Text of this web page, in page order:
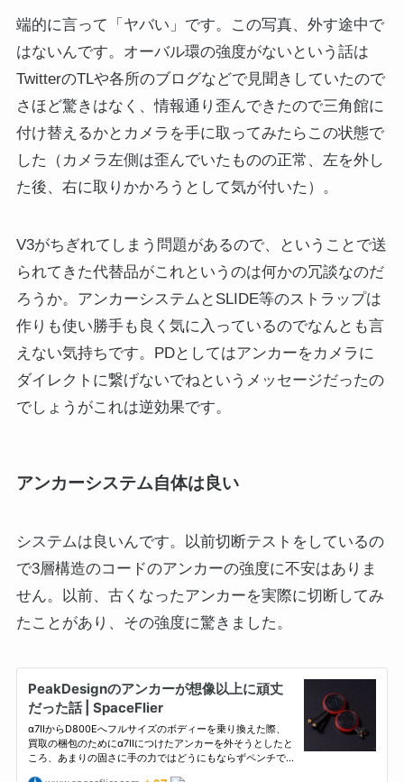
端的に言って「ヤバい」です。この写真、外す途中で
はないんです。オーバル環の強度がないという話は
TwitterのTLや各所のブログなどで見聞きしていたので
さほど驚きはなく、情報通り歪んできたので三角館に
付け替えるかとカメラを手に取ってみたらこの状態で
した（カメラ左側は歪んでいたものの正常、左を外し
た後、右に取りかかろうとして気が付いた）。
V3がちぎれてしまう問題があるので、ということで送
られてきた代替品がこれというのは何かの冗談なのだ
ろうか。アンカーシステムとSLIDE等のストラップは
作りも使い勝手も良く気に入っているのでなんとも言
えない気持ちです。PDとしてはアンカーをカメラに
ダイレクトに繋げないでねというメッセージだったの
でしょうがこれは逆効果です。
アンカーシステム自体は良い
システムは良いんです。以前切断テストをしているの
で3層構造のコードのアンカーの強度に不安はありま
せん。以前、古くなったアンカーを実際に切断してみ
たことがあり、その強度に驚きました。